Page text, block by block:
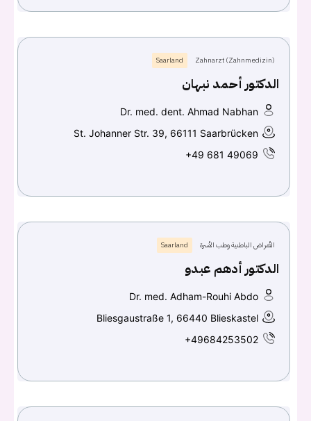
Zahnarzt (Zahnmedizin)
Saarland
الدكتور أحمد نبهان
Dr. med. dent. Ahmad Nabhan
St. Johanner Str. 39, 66111 Saarbrücken
+49 681 49069
الأمراض الباطنية وطب الأسرة Saarland
الدكتور أدهم عبدو
Dr. med. Adham-Rouhi Abdo
Bliesgaustraße 1, 66440 Blieskastel
+49684253502